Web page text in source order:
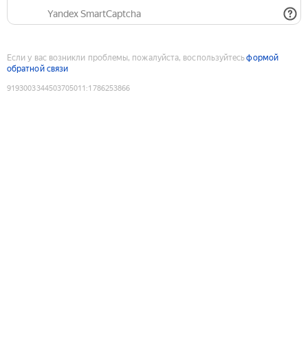
Yandex SmartCaptcha
Если у вас возникли проблемы, пожалуйста, воспользуйтесьформой
обратной связи
9193003344503705011 :1786253866